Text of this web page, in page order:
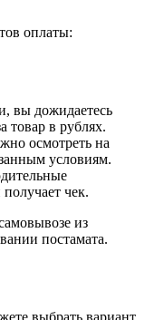
оплаты:
вы дожидаетесь
товар в рублях.
осмотреть на
условиям.
чек.
из
постамата.
выбрать вариант